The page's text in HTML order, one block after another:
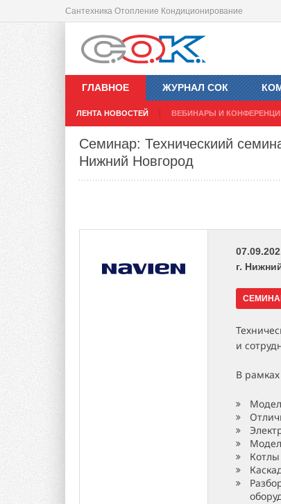
Сантехника Отопление Кондиционирование
ГЛАВНОЕ
ЛЕНТА НОВОСТЕЙ ВЕБИНАРЫ И
ЖУРНАЛ СОК
Семинар: Техническиий
Нижний Новгород
г.
и
В